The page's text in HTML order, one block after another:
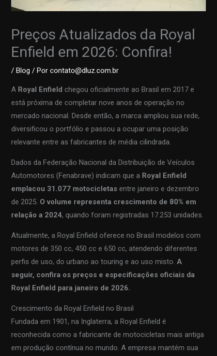
Preços Atualizados da Royal
Enfield em 2026: Confira!
/ Blog / Porcontato@dluz.com.br
A Royal Enfield chegou oficialmente ao Brasil em 2017 e
está próxima de completar nove anos de operação no
mercado nacional. Desde então, a marca ampliou sua rede,
diversificou o portfólio e passou a ocupar uma posição
relevante entre as fabricantes de média cilindrada.
Dados da Federação Nacional da Distribuição de Veículos
Automotores (Fenabrave) indicam que a Royal Enfield
emplacou 31.077 motocicletas entre janeiro e dezembro
de 2025. O volume representa crescimento de 80% em
relação a 2024, quando foram registradas 17.253 unidades.
Atualmente, a Royal Enfield oferece no Brasil modelos com
motores de 350 cc, 450 cc e 650 cc, atendendo diferentes
perfis de uso, do urbano ao touring e ao uso misto.A
seguir, confira os preços e especificações oficiais da
Royal Enfield para janeiro de 2026.
Crescimento da Royal Enfield no Brasil
Fundada em 1901, na Inglaterra, a Royal Enfield é
reconhecida como a fabricante de motocicletas mais antiga
em produção contínua no mundo. A empresa mantém sua